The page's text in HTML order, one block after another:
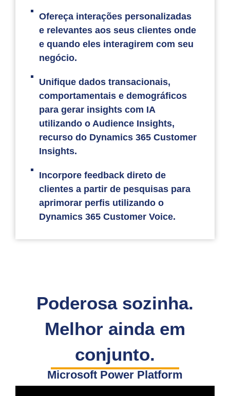
Ofereça interações personalizadas
e relevantes aos seus clientes onde
e quando eles interagirem com seu
negócio.
Unifique dados transacionais,
comportamentais e demográficos
para gerar insights com IA
utilizando o Audience Insights,
recurso do Dynamics 365 Customer
Insights.
Incorpore feedback direto de
clientes a partir de pesquisas para
aprimorar perfis utilizando o
Dynamics 365 Customer Voice.
Poderosa sozinha.
Melhor ainda em
conjunto.
Microsoft Power Platform